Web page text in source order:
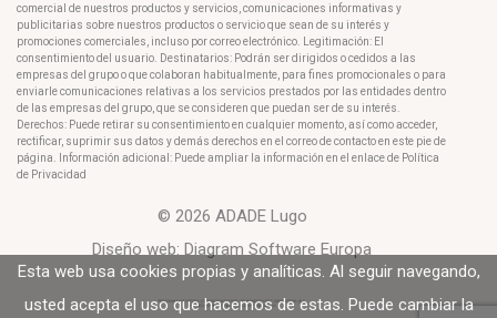
comercial de nuestros productos y servicios, comunicaciones informativas y
publicitarias sobre nuestros productos o servicio que sean de su interés y
promociones comerciales, incluso por correo electrónico. Legitimación: El
consentimiento del usuario. Destinatarios: Podrán ser dirigidos o cedidos a las
empresas del grupo o que colaboran habitualmente, para fines promocionales o para
enviarle comunicaciones relativas a los servicios prestados por las entidades dentro
de las empresas del grupo, que se consideren que puedan ser de su interés.
Derechos: Puede retirar su consentimiento en cualquier momento, así como acceder,
rectificar, suprimir sus datos y demás derechos en el correo de contacto en este pie de
página. Información adicional: Puede ampliar la información en el enlace de Política
de Privacidad
© 2026 ADADE Lugo
Diseño web: Diagram Software Europa
Esta web usa cookies propias y analíticas. Al seguir navegando,
usted acepta el uso que hacemos de estas. Puede cambiar la